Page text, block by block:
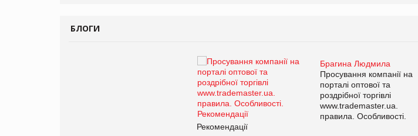
БЛОГИ
Брагина Людмила
Просування компанії на
порталі оптової та
роздрібної торгівлі
www.trademaster.ua.
правила. Особливості.
Рекомендації